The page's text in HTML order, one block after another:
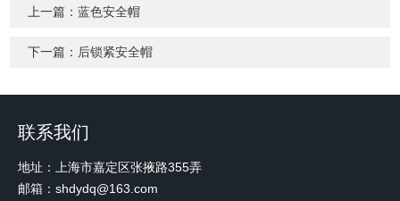
上一篇：蓝色安全帽
下一篇： 后锁紧安全帽
联系我们
地址：上海市嘉定区张掖路355弄
邮箱：shdydq@163.com